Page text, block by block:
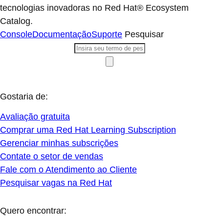
tecnologias inovadoras no Red Hat® Ecosystem
Catalog.
ConsoleDocumentaçãoSuporte Pesquisar
Gostaria de:
Avaliação gratuita
Comprar uma Red Hat Learning Subscription
Gerenciar minhas subscrições
Contate o setor de vendas
Fale com o Atendimento ao Cliente
Pesquisar vagas na Red Hat
Quero encontrar: